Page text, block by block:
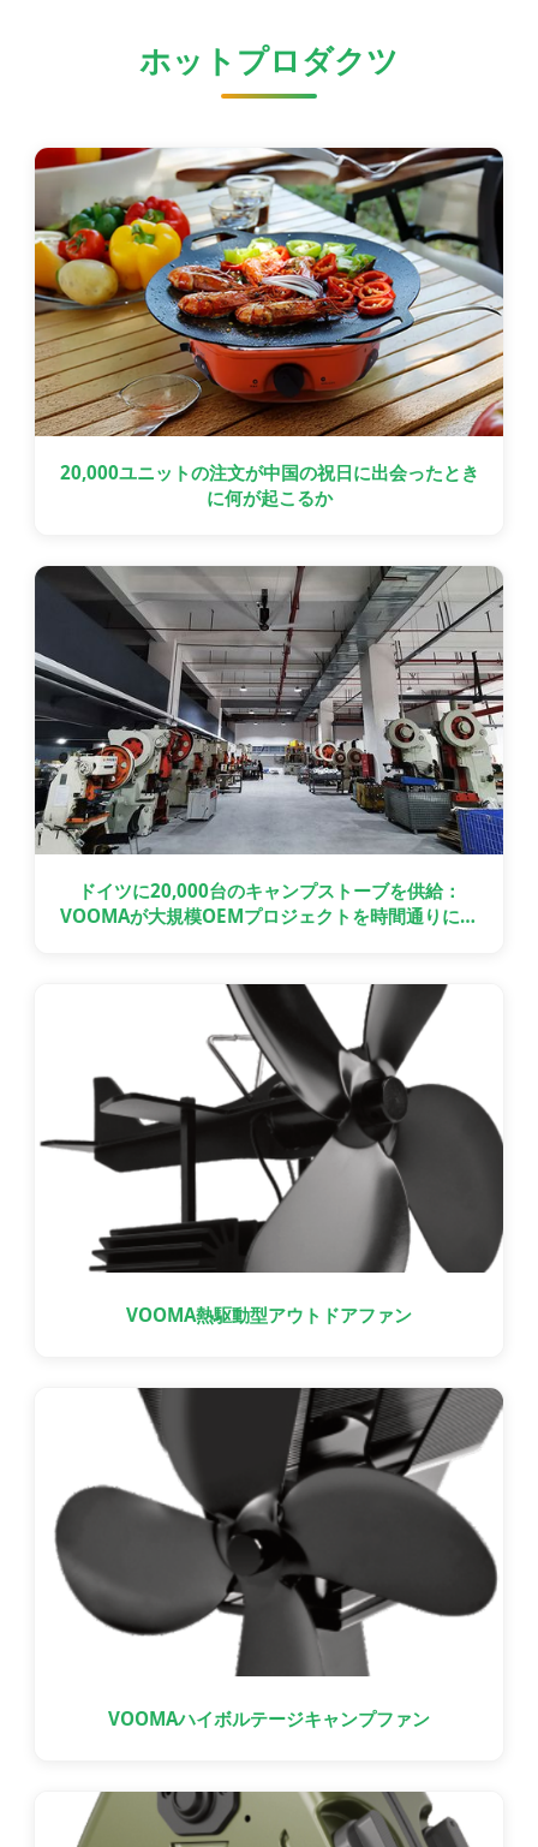
ホットプロダクツ
20,000ユニットの注文が中国の祝日に出会ったとき
に何が起こるか
ドイツに20,000台のキャンプストーブを供給：
VOOMAが大規模OEMプロジェクトを時間通りに納
VOOMA熱駆動型アウトドアファン
VOOMAハイボルテージキャンプファン